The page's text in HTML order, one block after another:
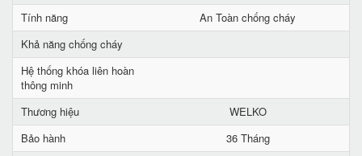
Tính năng
An Toàn chống cháy
Khả năng chống cháy
Hệ thống khóa liên hoàn
thông minh
Thương hiệu
WELKO
Bảo hành
36 Tháng